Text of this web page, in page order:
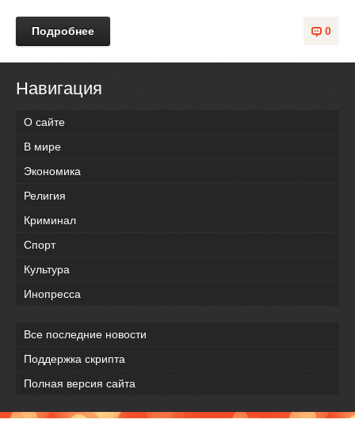
0
Подробнее
Навигация
О сайте
В мире
Экономика
Религия
Криминал
Спорт
Культура
Инопресса
Все последние новости
Поддержка скрипта
Полная версия сайта